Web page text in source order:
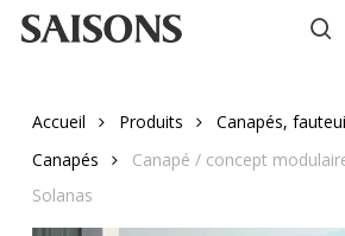
Skip
Accueil Produits
Canapés,
Canapés
Canapé / concept
Solanas